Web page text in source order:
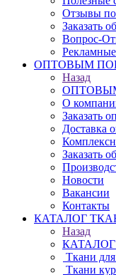
Отзывы
Заказать
Вопрос-
ОПТОВЫМ
Назад
О
Заказать
Доставка
Заказать
Новости
Вакансии
Контакты
КАТАЛОГ
Назад
Ткани
Ткани